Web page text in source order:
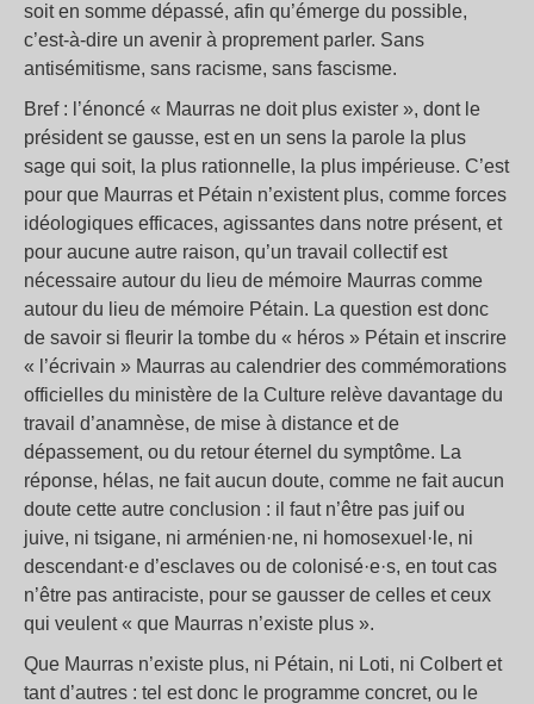
soit en somme dépassé, afin qu’émerge du possible,
c’est-à-dire un avenir à proprement parler. Sans
antisémitisme, sans racisme, sans fascisme.
Bref : l’énoncé « Maurras ne doit plus exister », dont le
président se gausse, est en un sens la parole la plus
sage qui soit, la plus rationnelle, la plus impérieuse. C’est
pour que Maurras et Pétain n’existent plus, comme forces
idéologiques efficaces, agissantes dans notre présent, et
pour aucune autre raison, qu’un travail collectif est
nécessaire autour du lieu de mémoire Maurras comme
autour du lieu de mémoire Pétain. La question est donc
de savoir si fleurir la tombe du « héros » Pétain et inscrire
« l’écrivain » Maurras au calendrier des commémorations
officielles du ministère de la Culture relève davantage du
travail d’anamnèse, de mise à distance et de
dépassement, ou du retour éternel du symptôme. La
réponse, hélas, ne fait aucun doute, comme ne fait aucun
doute cette autre conclusion : il faut n’être pas juif ou
juive, ni tsigane, ni arménien·ne, ni homosexuel·le, ni
descendant·e d’esclaves ou de colonisé·e·s, en tout cas
n’être pas antiraciste, pour se gausser de celles et ceux
qui veulent « que Maurras n’existe plus ».
Que Maurras n’existe plus, ni Pétain, ni Loti, ni Colbert et
tant d’autres : tel est donc le programme concret, ou le